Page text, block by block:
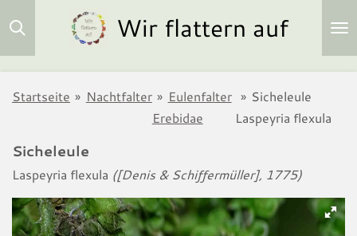
Zum
Hauptinhalt
Wir flattern auf
Startseite » Nachtfalter » Eulenfalter
Erebidae
» Sicheleule
Laspeyria flexula
Sicheleule
Laspeyria flexula ([Denis & Schiffermüller], 1775)